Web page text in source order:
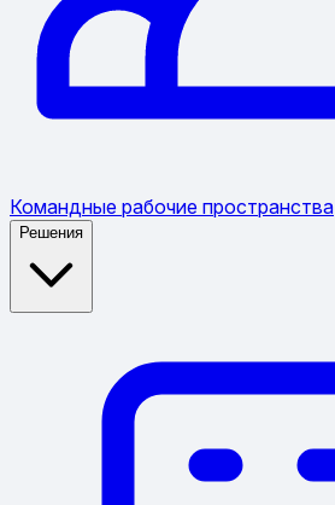
Командные рабочие пространства
Решения